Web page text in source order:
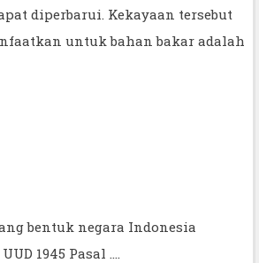
diperbarui. Kekayaan tersebut
untuk bahan bakar adalah
bentuk negara Indonesia
1945 Pasal ....